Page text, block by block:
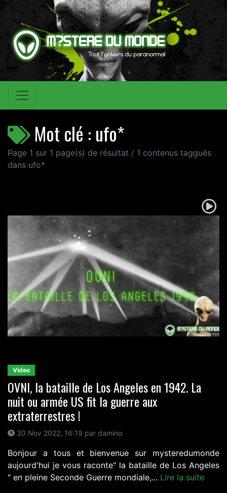
Mot clé : ufo*
Page 1 sur 1 page(s) de résultat / 1 contenus taggués
dans ufo*
Video
OVNI, la bataille de Los Angeles en 1942. La
nuit ou armée US fit la guerre aux
extraterrestres !
30 Nov 2022, 16:19 par damino
Bonjour a tous et bienvenue sur mysteredumonde
aujourd'hui je vous raconte" la bataille de Los Angeles
" en pleine Seconde Guerre mondiale,... Lire la suite